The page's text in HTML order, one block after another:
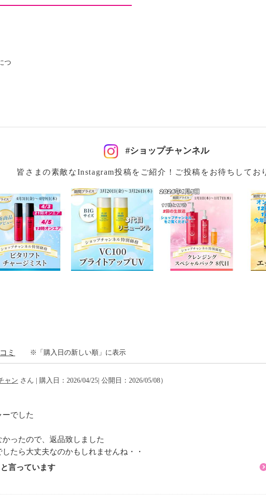
つ
#ショップチャンネル
皆さまの素敵なInstagram投稿をご紹介！ご投稿をお待ちしてお
ミ ※「購入日の新しい順」に表示
ャン さん | 購入日：2026/04/25| 公開日：2026/05/08）
ーでした
ったので、返品致しました
たら大丈夫なのかもしれませんね・・
言っています